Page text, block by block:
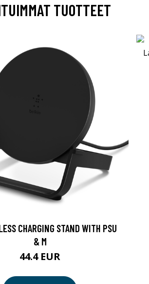
TUOTTEET
CHARGING STAND WITH PSU
& M
44.4 EUR